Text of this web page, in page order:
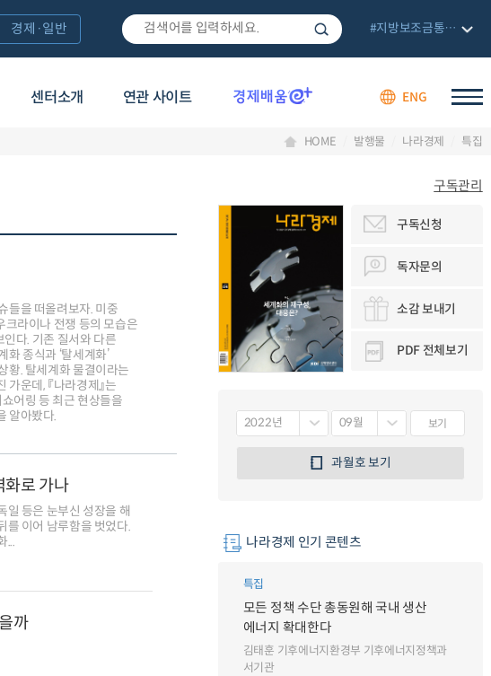
센터소개 연관 사이트 ENG
경제·일반 #지방보조금통합관리망
HOME 발행물 나라경제 특집
들을 떠올려보자. 미중
크라이나 전쟁 등의 모습은
인다. 기존 질서와 다른
종식과 ‘탈세계화’
황. 탈세계화 물결이라는
운데, 『나라경제』는
어링 등 최근 현상들을
알아봤다.
화로 가나
일 등은 눈부신 성장을 해
를 이어 남루함을 벗었다.
...
까
구독관리
구독신청
독자문의
소감 보내기
PDF 전체보기
보기
과월호 보기
나라경제 인기 콘텐츠
특집
모든 정책 수단 총동원해 국내 생산
에너지 확대한다
김태훈 기후에너지환경부 기후에너지정책과
서기관